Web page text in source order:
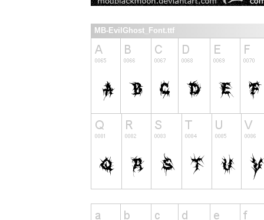
MB-EvilGhost_Font.ttf